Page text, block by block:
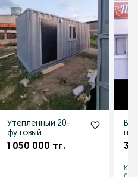
Утепленный 20-
футовый
контейнер с
1 050 000 тг.